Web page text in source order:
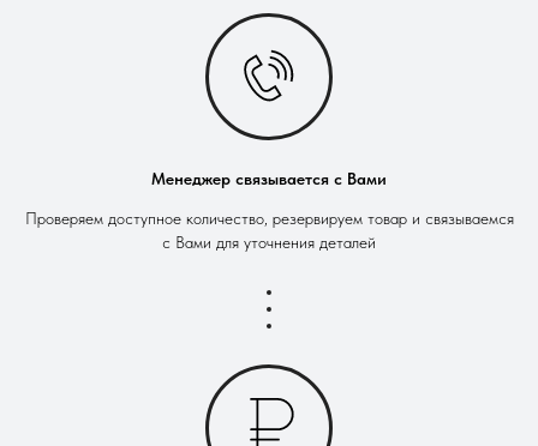
Менеджер связывается с Вами
Проверяем доступное количество, резервируем товар и связываемся
с Вами для уточнения деталей